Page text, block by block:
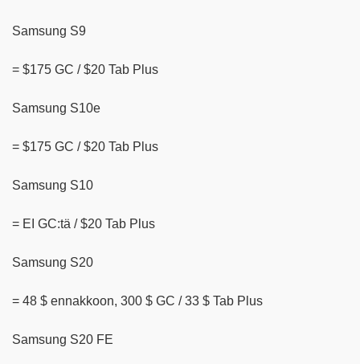
Samsung S9
= $175 GC / $20 Tab Plus
Samsung S10e
= $175 GC / $20 Tab Plus
Samsung S10
= EI GC:tä / $20 Tab Plus
Samsung S20
= 48 $ ennakkoon, 300 $ GC / 33 $ Tab Plus
Samsung S20 FE